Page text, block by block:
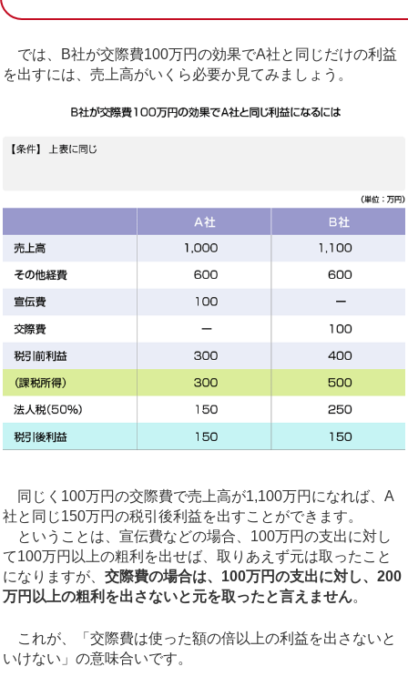
では、B社が交際費100万円の効果でA社と同じだけの利益
を出すには、売上高がいくら必要か見てみましょう。
同じく100万円の交際費で売上高が1,100万円になれば、A
社と同じ150万円の税引後利益を出すことができます。
ということは、宣伝費などの場合、100万円の支出に対し
て100万円以上の粗利を出せば、取りあえず元は取ったこと
になりますが、 交際費の場合は、100万円の支出に対し、200
万円以上の粗利を出さないと元を取ったと言えません。
これが、「交際費は使った額の倍以上の利益を出さないと
いけない」の意味合いです。